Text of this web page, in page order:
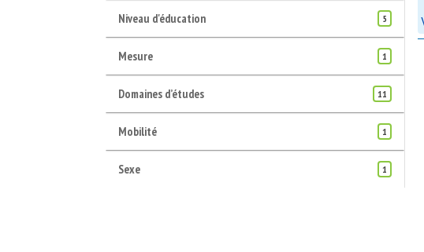
Niveau d'éducation 5
Mesure 1
Domaines d’études 11
Mobilité 1
Sexe 1